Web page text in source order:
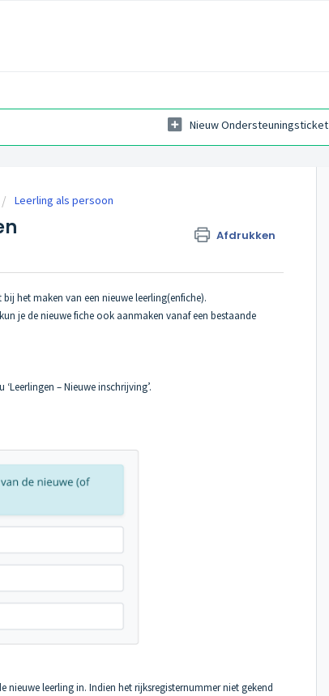
Nieuw Ondersteuningsticket
Leerling als persoon
Afdrukken
het maken van een nieuwe leerling(enfiche).
je de nieuwe fiche ook aanmaken vanaf een bestaande
– Nieuwe inschrijving’.
leerling in. Indien het rijksregisternummer niet gekend